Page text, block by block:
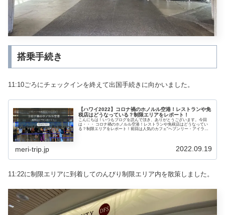
搭乗手続き
11:10ごろにチェックインを終えて出国手続きに向かいました。
【ハワイ2022】コロナ禍のホノルル空港！レストランや免
税店はどうなっている？制限エリアをレポート！
こんにちは！いつもブログを読んで頂き、ありがとうございます。今回
は・・・ コロナ禍のホノルル空港！レストランや免税店はどうなってい
る？制限エリアをレポート！前回は人気のカフェ”ヘブンリー・アイラン
meri-trip.jp 2022.09.19
11:22に制限エリアに到着してのんびり制限エリア内を散策しました。